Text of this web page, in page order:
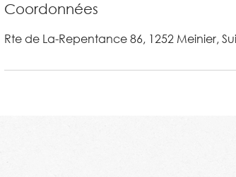
Coordonnées
Rte de La-Repentance 86, 1252 Meinier,